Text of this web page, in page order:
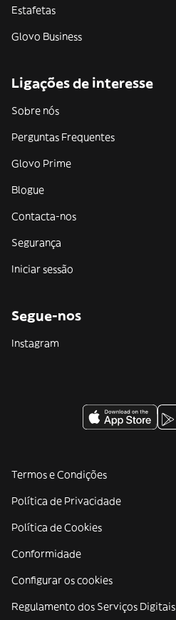
Estafetas
Glovo Business
Ligações de interesse
Sobre nós
Perguntas Frequentes
Glovo Prime
Blogue
Contacta-nos
Segurança
Iniciar sessão
Segue-nos
Instagram
Termos e Condições
Política de Privacidade
Política de Cookies
Conformidade
Configurar os cookies
Regulamento dos Serviços Digitais